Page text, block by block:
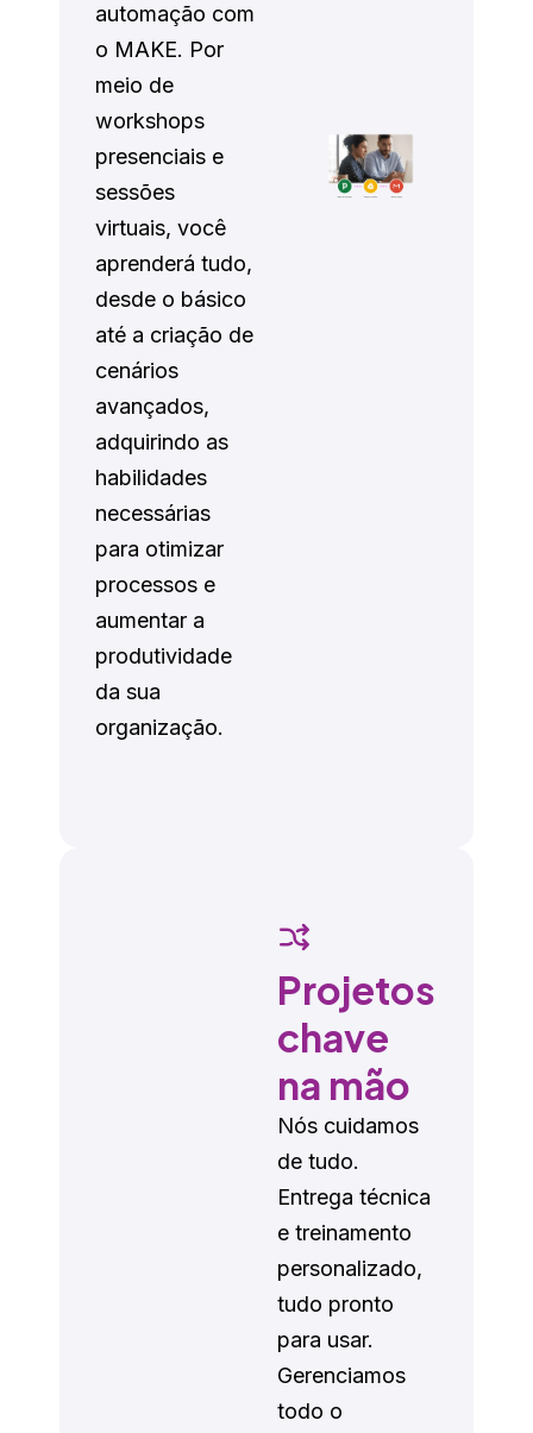
automação com
o MAKE. Por
meio de
workshops
presenciais e
sessões
virtuais, você
aprenderá tudo,
desde o básico
até a criação de
cenários
avançados,
adquirindo as
habilidades
necessárias
para otimizar
processos e
aumentar a
produtividade
da sua
organização.
Projetos
chave
na mão
Nós cuidamos
de tudo.
Entrega técnica
e treinamento
personalizado,
tudo pronto
para usar.
Gerenciamos
todo o